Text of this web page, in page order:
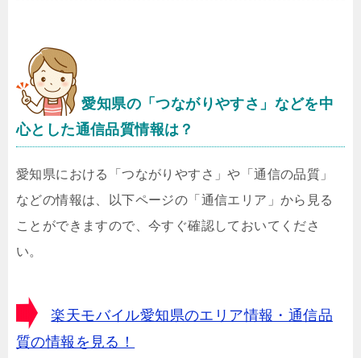
愛知県の「つながりやすさ」などを中
心とした通信品質情報は？
愛知県における「つながりやすさ」や「通信の品質」
などの情報は、以下ページの「通信エリア」から見る
ことができますので、今すぐ確認しておいてくださ
い。
楽天モバイル愛知県のエリア情報・通信品
質の情報を見る！